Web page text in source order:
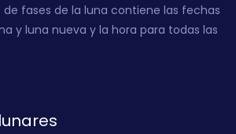
de fases de la luna contiene las fechas
y luna nueva y la hora para todas las